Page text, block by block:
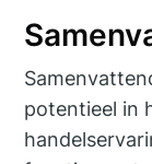
potentieel in